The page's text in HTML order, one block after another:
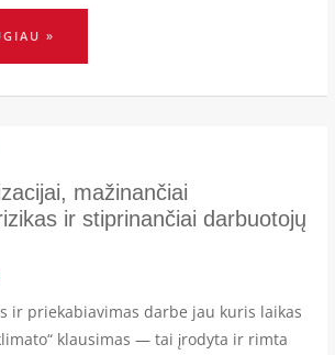
»
mažinančiai
ir stiprinančiai darbuotojų
ir priekabiavimas darbe jau kuris laikas
klausimas — tai įrodyta ir rimta